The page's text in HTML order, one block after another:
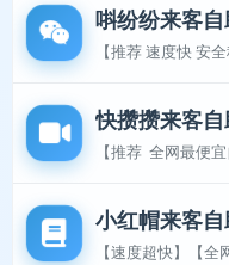
唞纷纷来客
【推荐 速度快 安全
快攒攒来客
【推荐 全网最便
小红帽来客
【速度超快】【